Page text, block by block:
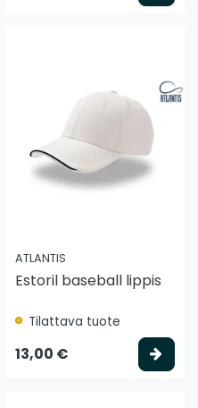
vaihtoehto
ATLANTIS
Estoril baseball lippis
Tilattava tuote
13,00 €